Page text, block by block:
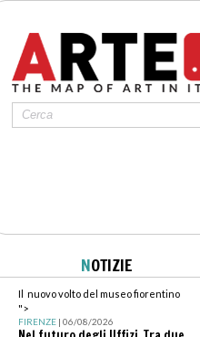
NOTIZIE
Il nuovo volto del museo fiorentino
">
FIRENZE| 06/08/2026